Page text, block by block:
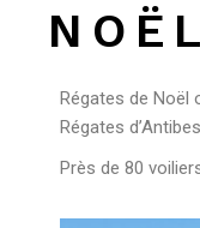
NOËL
Régates de Noël
Régates
Près de 80